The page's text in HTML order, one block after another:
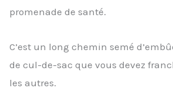
promenade de santé.
C’est un long chemin semé
de cul-de-sac que vous devez
les autres.